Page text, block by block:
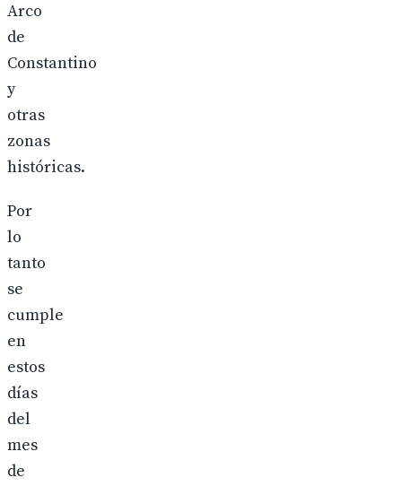
Arco
de
Constantino
y
otras
zonas
históricas.
Por
lo
tanto
se
cumple
en
estos
días
del
mes
de